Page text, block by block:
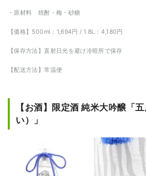
・原材料 焼酎・梅・砂糖
【価格】500ml：1,694円 / 1.8L：4,180円
【保存方法】直射日光を避け冷暗所で保存
【配送方法】常温便
【お酒】限定酒 純米大吟醸「
い）」